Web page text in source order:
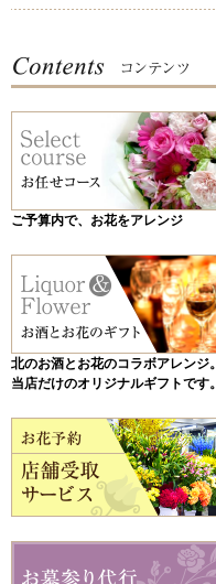
ご予算内で、お花をアレンジ
北のお酒とお花のコラボアレンジ。
当店だけのオリジナルギフトです。